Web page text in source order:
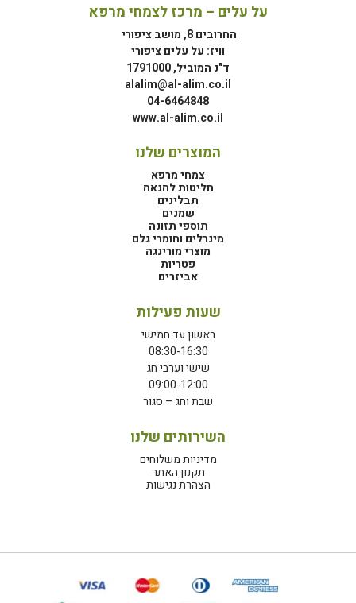
על עלים – מרכז לצמחי מרפא
החרובים 8, מושב ציפורי
וויז: על עלים ציפורי
ד"נ המוביל, 1791000
alalim@al-alim.co.il
04-6464848
www.al-alim.co.il
המוצרים שלנו
צמחי מרפא
חליטות להנאה
תבלינים
שמנים
תוספי תזונה
מינרלים וחומרי גלם
מוצרי מורינגה
פטריות
אביזרים
שעות פעילות
ראשון עד חמישי
08:30-16:30
שישי וערבי חג
09:00-12:00
שבת וחג – סגור
השירותים שלנו
מדיניות משלוחים
תקנון האתר
הצהרת נגישות